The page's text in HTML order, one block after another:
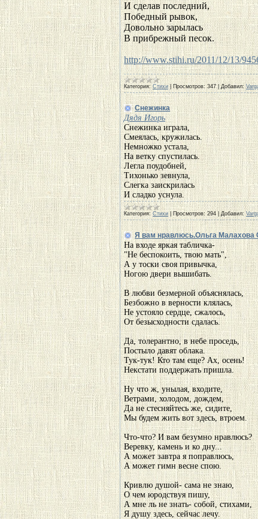
И сделав последний,
Победный рывок,
Довольно зарылась
В прибрежный песок.
http://www.stihi.ru/2011/12/13/
Категория: Стихи | Просмотров: 347 |Добавил:
Снежинка
Дядя Игорь
Снежинка играла,
Смеялась, кружилась.
Немножко устала,
На ветку спустилась.
Легла поудобней,
Тихонько зевнула,
Слегка заискрилась
И сладко уснула.
Категория: Стихи |Просмотров: 294 |Добавил:
Я вам нравлюсь.Ольга Малахова
На входе яркая табличка-
"Не беспокоить, твою мать",
А у тоски своя привычка,
Ногою двери вышибать.
В любви безмерной объяснялась,
Безбожно в верности клялась,
Не устояло сердце, сжалось,
От безысходности сдалась.
Да, толерантно, в небе проседь,
Постыло давят облака.
Тук-тук! Кто там еще? Ах, осень!
Некстати поддержать пришла.
Ну что ж, унылая, входите,
Ветрами, холодом, дождем,
Да не стесняйтесь же, сидите,
Мы будем жить вот здесь, втроем.
Что-что? И вам безумно нравлюсь?
Веревку, камень и ко дну...
А может завтра я поправлюсь,
А может гимн весне спою.
Кривлю душой- сама не знаю,
О чем юродствуя пишу,
А мне ль не знать- собой, стихами,
Я душу здесь, сейчас лечу.